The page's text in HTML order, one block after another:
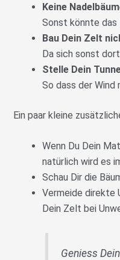
Keine
Sonst könnte
Bau Dein Zelt
Da sich sonst
Stelle Dein
So dass der
Ein paar kleine
Wenn Du Dein
natürlich wird es
Schau Dir die
Vermeide direkte
Dein Zelt bei
Geniess